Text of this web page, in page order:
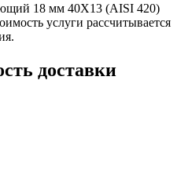
18 мм 40Х13 (AISI 420)
услуги рассчитывается
доставки